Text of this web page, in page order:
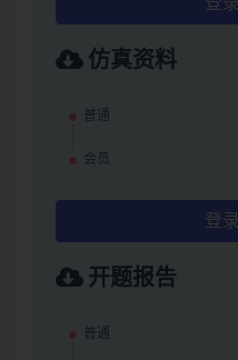
登
仿真资料
普通
会员
登
开题报告
普通